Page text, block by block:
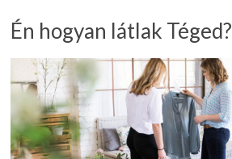
Én hogyan látlak Téged?